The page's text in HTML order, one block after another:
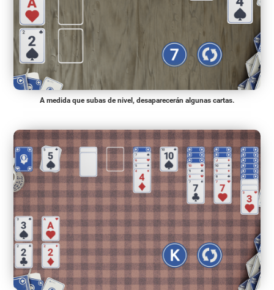
A medida que subas de nivel, desaparecerán algunas cartas.